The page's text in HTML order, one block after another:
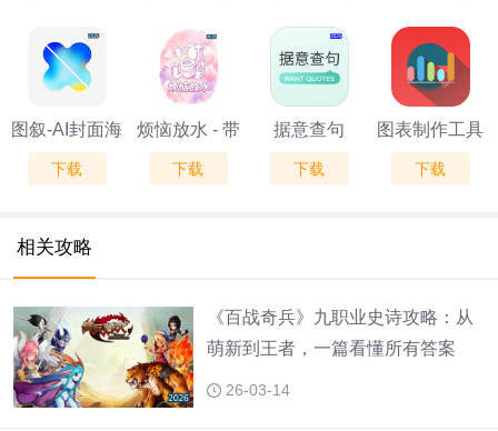
图叙-AI封面海
报信息图设计
下载
烦恼放水 - 带
薪如厕大冒险
下载
据意查句
V2.0.1
下载
图表制作工具
下载
相关攻略
《百战奇兵》九职业史诗攻略：从
萌新到王者，一篇看懂所有答案
26-03-14